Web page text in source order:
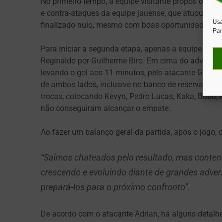
e contra-ataques da equipe jauense, que atuou de
finalizado nulo, mesmo com boas oportunidades
Para iniciar a segunda etapa, apenas a equipe do
Reginaldo por Guilherme Biro. Em cima do
levando o gol aos 11 minutos, pelo atacante
de ambos lados, inclusive no banco de reservas,
trocas, colocando Kevyn, Pedro Lucas, Kaka,
não conseguiram alcançar o empate.
Ao fazer um balanço geral da partida, após o jogo,
“Saímos chateados pelo resultado, mas
crescendo e evoluindo diante de grandes
prepará-los para o próximo confronto”.
De acordo com o atacante Adrian, há alguns